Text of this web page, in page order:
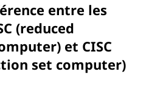
entre les
(reduced
et CISC
set computer)